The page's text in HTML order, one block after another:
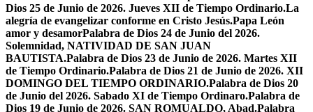
Dios 25 de Junio de 2026. Jueves XII de Tiempo Ordinario.La
alegría de evangelizar conforme en Cristo Jesús.Papa León
amor y desamorPalabra de Dios 24 de Junio del 2026.
Solemnidad, NATIVIDAD DE SAN JUAN
BAUTISTA.Palabra de Dios 23 de Junio de 2026. Martes XII
de Tiempo Ordinario.Palabra de Dios 21 de Junio de 2026. XII
DOMINGO DEL TIEMPO ORDINARIO.Palabra de Dios 20
de Junio del 2026. Sabado XI de Tiempo Ordinaro.Palabra de
Dios 19 de Junio de 2026. SAN ROMUALDO, Abad.Palabra